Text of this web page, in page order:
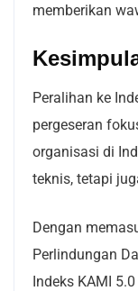
memberikan
Peralihan ke
pergeseran
organisasi di
teknis, tetapi
Dengan
Perlindungan
Indeks KAMI